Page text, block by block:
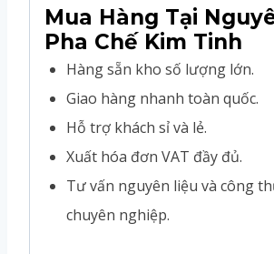
Mua Hàng Tại
Pha Chế Kim Tinh
Hàng sẵn kho số lượng lớn.
Giao hàng nhanh toàn quốc.
Hỗ trợ khách sỉ và lẻ.
Xuất hóa đơn VAT đầy đủ.
Tư vấn nguyên liệu và công
chuyên nghiệp.